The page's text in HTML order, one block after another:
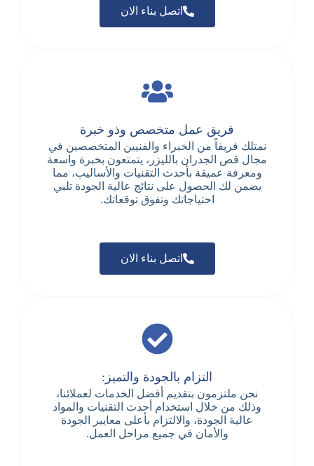
اتصل بناء الان
فريق عمل متخصص وذو خبرة
نمتلك فريقاً من الخبراء والفنيين المتخصصين في
مجال قص الجدران بالليزر، يتمتعون بخبرة واسعة
ومعرفة عميقة بأحدث التقنيات والأساليب، مما
يضمن لك الحصول على نتائج عالية الجودة تلبي
احتياجاتك وتفوق توقعاتك.
اتصل بناء الان
التزام بالجودة والتميز:
نحن ملتزمون بتقديم أفضل الخدمات لعملائنا،
وذلك من خلال استخدام أحدث التقنيات والمواد
عالية الجودة، والالتزام بأعلى معايير الجودة
والأمان في جميع مراحل العمل.